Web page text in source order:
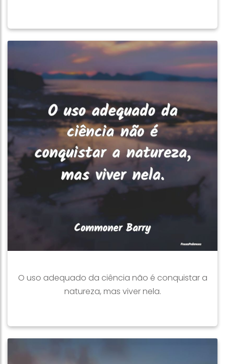
O uso adequado da ciência não é conquistar a
natureza, mas viver nela.